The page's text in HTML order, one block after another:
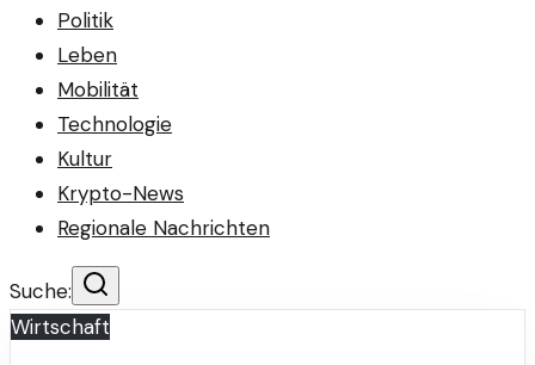
Politik
Leben
Mobilität
Technologie
Kultur
Krypto-News
Regionale Nachrichten
Suche:
Wirtschaft